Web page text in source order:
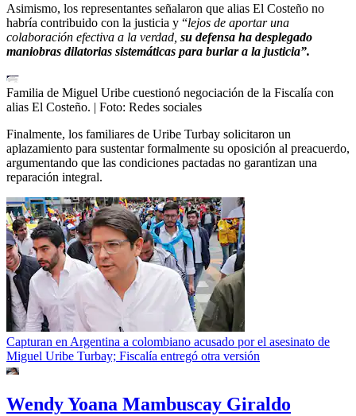
Asimismo, los representantes señalaron que alias El Costeño no
habría contribuido con la justicia y “lejos de aportar una
colaboración efectiva a la verdad, su defensa ha desplegado
maniobras dilatorias sistemáticas para burlar a la justicia”.
Familia de Miguel Uribe cuestionó negociación de la Fiscalía con
alias El Costeño. | Foto: Redes sociales
Finalmente, los familiares de Uribe Turbay solicitaron un
aplazamiento para sustentar formalmente su oposición al preacuerdo,
argumentando que las condiciones pactadas no garantizan una
reparación integral.
Capturan en Argentina a colombiano acusado por el asesinato de
Miguel Uribe Turbay; Fiscalía entregó otra versión
Wendy Yoana Mambuscay Giraldo